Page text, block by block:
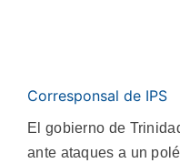
Corresponsal de IPS
El gobierno de
ante ataques a un